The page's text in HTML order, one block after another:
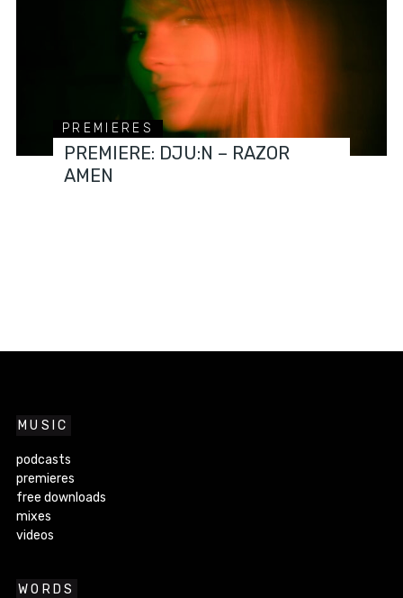
PREMIERES
PREMIERE: DJU:N – RAZOR
AMEN
MUSIC
podcasts
premieres
free downloads
mixes
videos
WORDS